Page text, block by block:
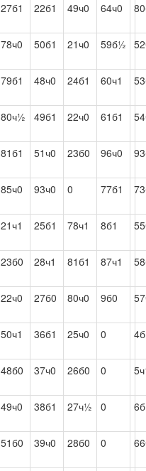
27б1 22б1 49ч0 64ч0
78ч0 50б1 21ч0 59б½
79б1 48ч0 24б1 60ч1
80ч½ 49б1 22ч0 61б1
81б1 51ч0 23б0 96ч0
85ч0 93ч0 0 77б1
21ч1 25б1 78ч1 8б1
23б0 28ч1 81б1 87ч1
22ч0 27б0 80ч0 9б0
50ч1 36б1 25ч0 0
48б0 37ч0 26б0 0
49ч0 38б1 27ч½ 0
51б0 39ч0 28б0 0